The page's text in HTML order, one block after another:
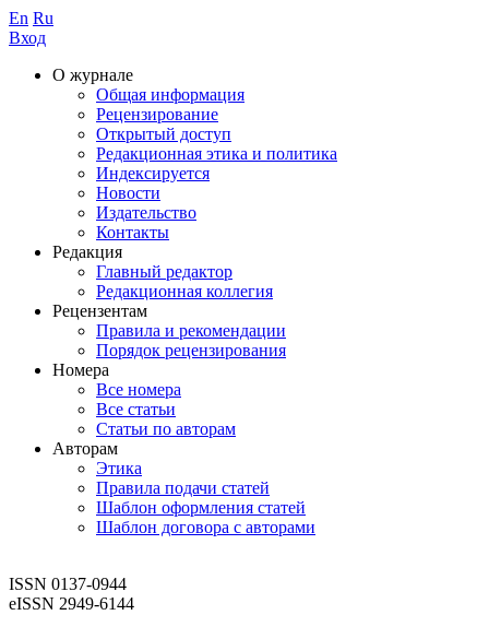
En Ru
Вход
О журнале
Общая информация
Рецензирование
Открытый доступ
Редакционная этика и политика
Индекcируется
Новости
Издательство
Контакты
Редакция
Главный редактор
Редакционная коллегия
Рецензентам
Правила и рекомендации
Порядок рецензирования
Номера
Все номера
Все статьи
Статьи по авторам
Авторам
Этика
Правила подачи статей
Шаблон оформления статей
Шаблон договора с авторами
ISSN 0137-0944
eISSN 2949-6144